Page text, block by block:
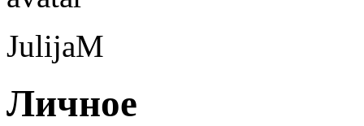
JulijaM
Личное